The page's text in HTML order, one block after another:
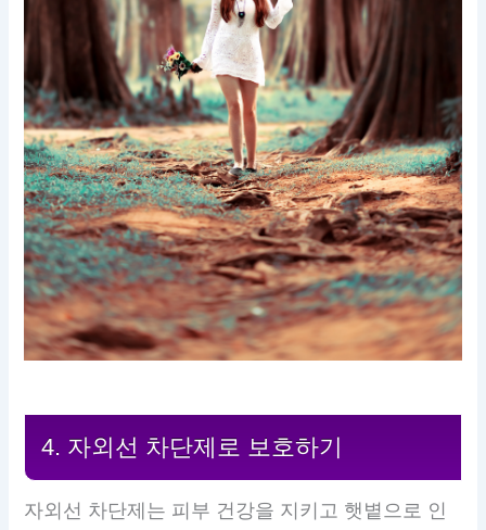
4. 자외선 차단제로 보호하기
자외선 차단제는 피부 건강을 지키고 햇볕으로 인